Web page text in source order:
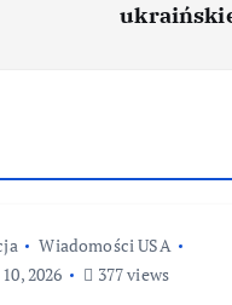
Wiadomości USA
2026
377 views